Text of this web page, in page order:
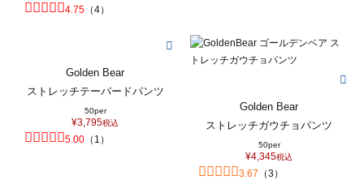
4.75 （4）
Golden Bear
ストレッチテーパードパンツ
50per
¥3,795税込
5.00 （ 1 ）
Golden Bear
ストレッチガウチョパンツ
50per
¥4,345税込
3.67 （3 ）